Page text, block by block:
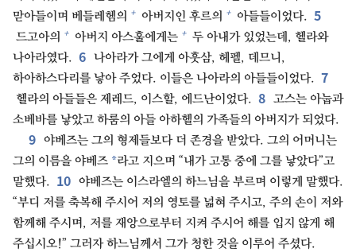
맏아들이며 베들레헴의 + 아버지인 후르의 + 아들들이었다. 5
드고아의 + 아버지 아스훌에게는 + 두 아내가 있었는데, 헬라와
나아라였다. 6 나아라가 그에게 아훗삼, 헤펠, 데므니,
하아하스다리를 낳아 주었다. 이들은 나아라의 아들들이었다. 7
헬라의 아들들은 제레드, 이스할, 에드난이었다. 8 고스는 아눕과
소베바를 낳았고 하룸의 아들 아하헬의 가족들의 아버지가 되었다.
9 야베즈는 그의 형제들보다 더 존경을 받았다. 그의 어머니는
그의 이름을 야베즈 *라고 지으며 “내가 고통 중에 그를 낳았다”고
말했다. 10 야베즈는 이스라엘의 하느님을 부르며 이렇게 말했다.
“부디 저를 축복해 주시어 저의 영토를 넓혀 주시고, 주의 손이 저와
함께해 주시며, 저를 재앙으로부터 지켜 주시어 해를 입지 않게 해
주십시오!” 그러자 하느님께서 그가 청한 것을 이루어 주셨다.